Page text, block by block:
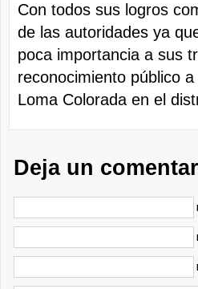
Con todos sus logros
de las autoridades ya
poca importancia a sus
reconocimiento público
Loma Colorada en el
Deja un